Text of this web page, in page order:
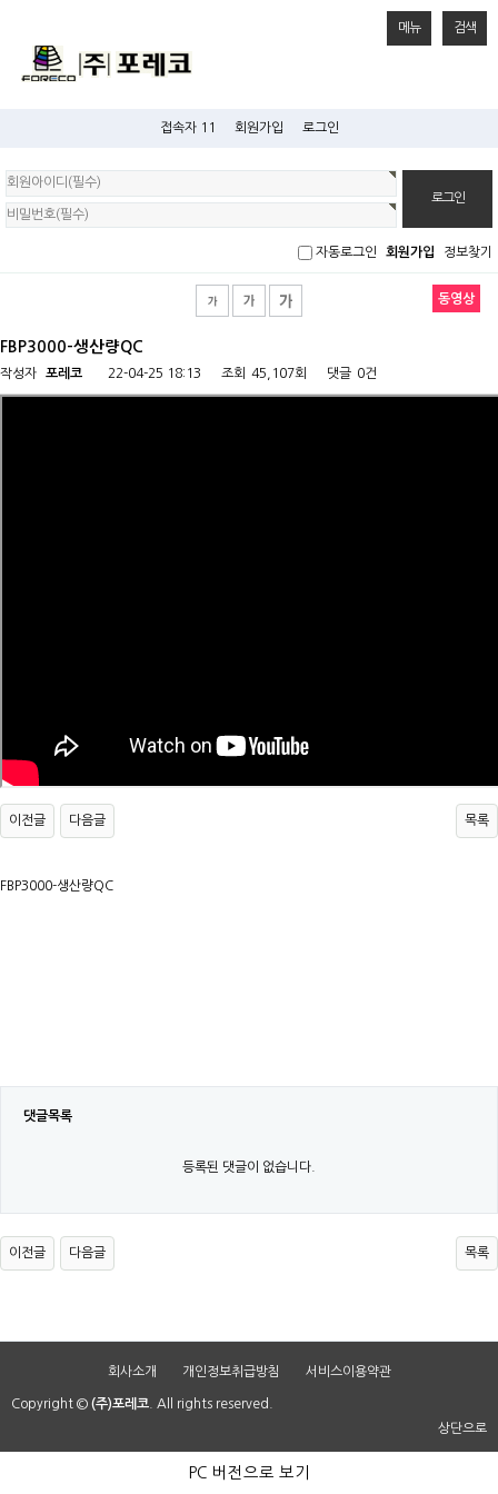
메뉴 검색
접속자 11 회원가입 로그인
회
원
로
그
인
자동로그인
회원가입 정보찾기
동영상
FBP3000-생산량QC
작성자 포레코 22-04-25 18:13 조회 45,107회 댓글 0건
이전글 다음글 목록
FBP3000-생산량QC
댓글목록
등록된 댓글이 없습니다.
이전글 다음글 목록
회사소개 개인정보취급방침 서비스이용약관
Copyright © (주)포레코. All rights reserved.
상단으로
PC 버전으로 보기